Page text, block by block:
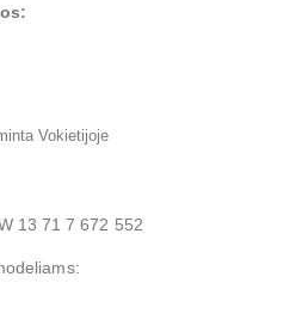
Vokietijoje
13 71 7 672 552